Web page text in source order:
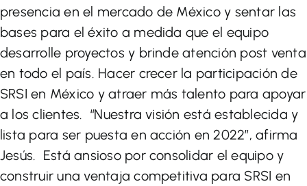
presencia en el mercado de México y sentar las
bases para el éxito a medida que el equipo
desarrolle proyectos y brinde atención post venta
en todo el país. Hacer crecer la participación de
SRSI en México y atraer más talento para apoyar
a los clientes. “Nuestra visión está establecida y
lista para ser puesta en acción en 2022”, afirma
Jesús. Está ansioso por consolidar el equipo y
construir una ventaja competitiva para SRSI en